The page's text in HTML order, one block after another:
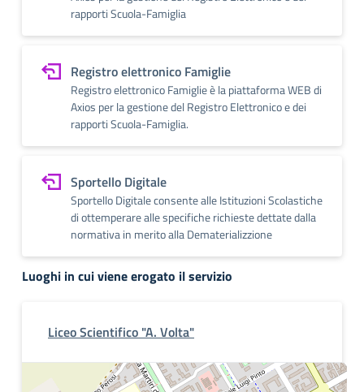
rapporti Scuola-Famiglia
Registro elettronico Famiglie
Registro elettronico Famiglie è la piattaforma WEB di
Axios per la gestione del Registro Elettronico e dei
rapporti Scuola-Famiglia.
Sportello Digitale
Sportello Digitale consente alle Istituzioni Scolastiche
di ottemperare alle specifiche richieste dettate dalla
normativa in merito alla Dematerializzione
Luoghi in cui viene erogato il servizio
Liceo Scientifico "A. Volta"